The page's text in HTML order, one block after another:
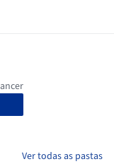
Ver todas as pastas